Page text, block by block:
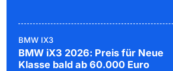
BMW IX3
BMW iX3 2026: Preis für Neue
Klasse bald ab 60.000 Euro